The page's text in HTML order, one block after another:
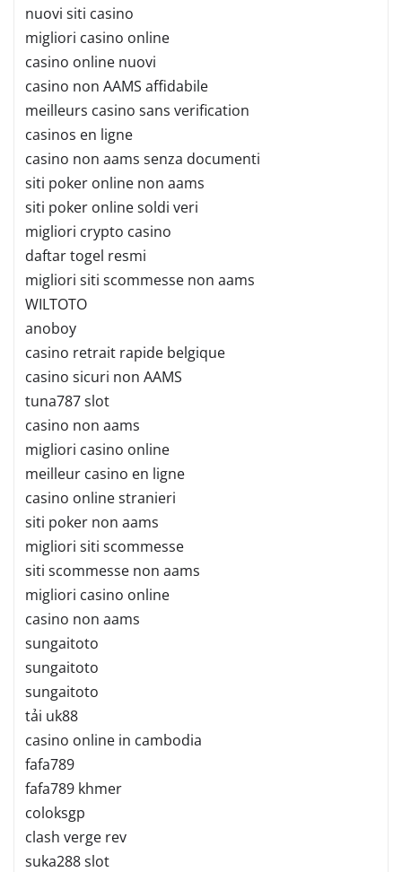
nuovi siti casino
migliori casino online
casino online nuovi
casino non AAMS affidabile
meilleurs casino sans verification
casinos en ligne
casino non aams senza documenti
siti poker online non aams
siti poker online soldi veri
migliori crypto casino
daftar togel resmi
migliori siti scommesse non aams
WILTOTO
anoboy
casino retrait rapide belgique
casino sicuri non AAMS
tuna787 slot
casino non aams
migliori casino online
meilleur casino en ligne
casino online stranieri
siti poker non aams
migliori siti scommesse
siti scommesse non aams
migliori casino online
casino non aams
sungaitoto
sungaitoto
sungaitoto
tải uk88
casino online in cambodia
fafa789
fafa789 khmer
coloksgp
clash verge rev
suka288 slot